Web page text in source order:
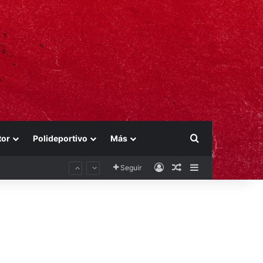
Polideportivo Más Buscar por
Seguir AccesoPublicación al
Barra lateral